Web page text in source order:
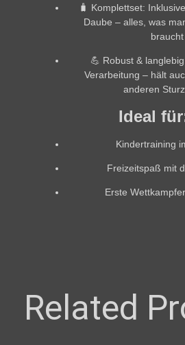
🧳 Komplettset: Inklusive
Daube – alles, was
braucht
💪 Robust &
Verarbeitung – hält
anderen
Ideal
Kindertraining
Freizeitspaß mit
Erste
Related